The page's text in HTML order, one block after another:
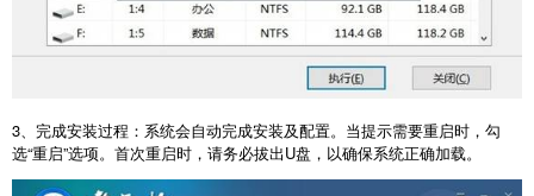
3、完成安装过程：系统会自动完成安装及配置。当提示需要重启时，勾
选“重启”选项。首次重启时，请务必拔出U盘，以确保系统正确加载。